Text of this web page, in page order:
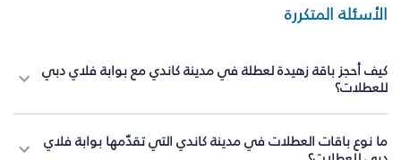
الأسئلة المتكررة
كيف أحجز باقة زهيدة لعطلة في مدينة كاندي مع بوابة فلاي دبي
للعطلات؟
ما نوع باقات العطلات في مدينة كاندي التي تقدّمها بوابة فلاي